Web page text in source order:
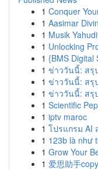
1 Conquer
1 Aasimar
1 Musik
1 Unlocking
1 {BMS Digital
1 ข่าววันนี้: สรุ
1 ข่าววันนี้: สรุ
1 ข่าววันนี้: สรุ
1 Scientific
1 iptv maroc
1 โปรแกรม AI
1 123b là như
1 Grow Your
1 爱思助手